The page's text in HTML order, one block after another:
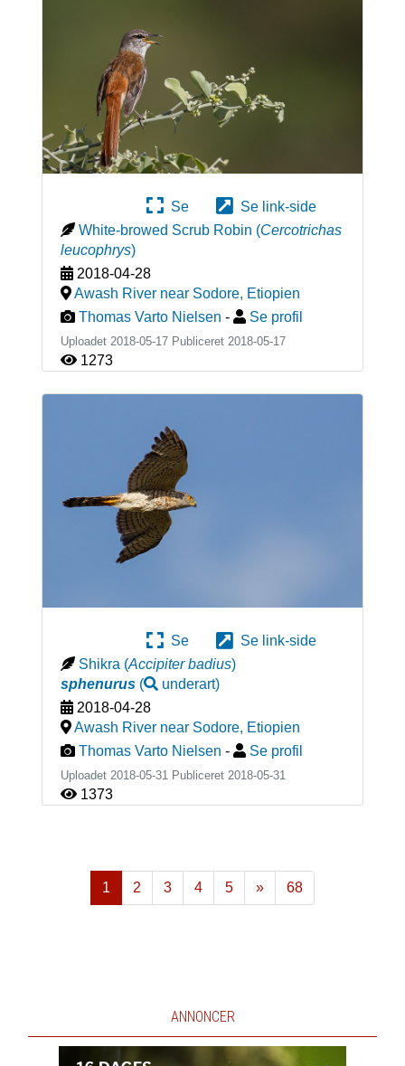
Se
Se link-side
White-browed Scrub Robin (Cercotrichas
leucophrys)
2018-04-28
Awash River near Sodore, Etiopien
Thomas Varto Nielsen - Se profil
Uploadet 2018-05-17 Publiceret 2018-05-17
1273
Se
Se link-side
Shikra (Accipiter badius)
sphenurus( underart)
2018-04-28
Awash River near Sodore, Etiopien
Thomas Varto Nielsen - Se profil
Uploadet 2018-05-31 Publiceret 2018-05-31
1373
1 2 3 4 5
»
Næste
68
ANNONCER